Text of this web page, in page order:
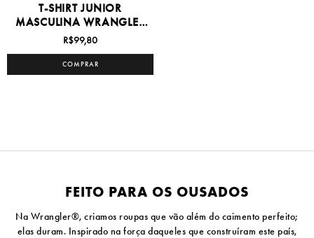
T-SHIRT JUNIOR
MASCULINA WRANGLER
8/16 -...
R$99,80
COMPRAR
FEITO PARA OS OUSADOS
Na Wrangler®, criamos roupas que vão além do caimento perfeito;
elas duram. Inspirado na força daqueles que construíram este país,